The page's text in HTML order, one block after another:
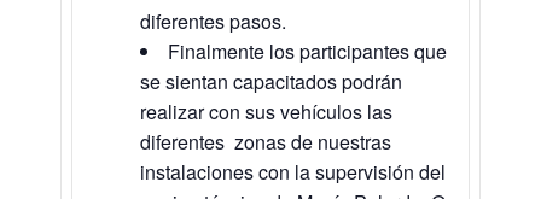
diferentes pasos.
Finalmente los participantes que
se sientan capacitados podrán
realizar con sus vehículos las
diferentes zonas de nuestras
instalaciones con la supervisión del